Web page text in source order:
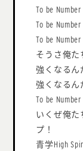
To be Number
To be Number
To be
そうさ俺
強くなるん
強くなるん
To be
いくぜ俺
プ！
青学High